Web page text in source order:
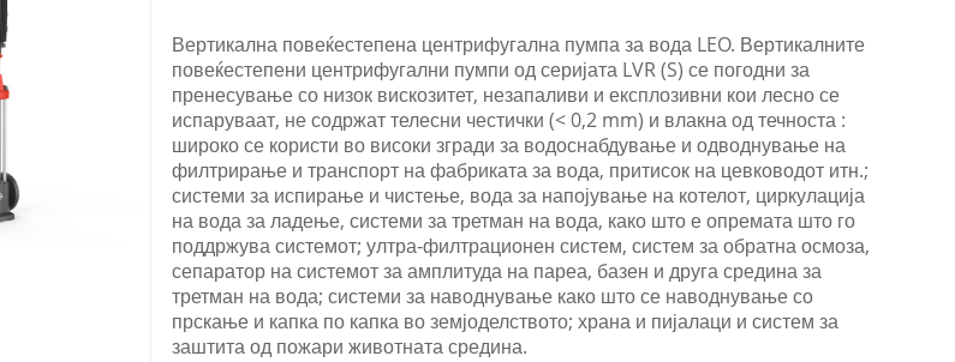
Вертикална повеќестепена центрифугална пумпа за вода LEO. Вертикалните
повеќестепени центрифугални пумпи од серијата LVR (S) се погодни за
пренесување со низок вискозитет, незапаливи и експлозивни кои лесно се
испаруваат, не содржат телесни честички (< 0,2 mm) и влакна од течноста :
широко се користи во високи згради за водоснабдување и одводнување на
филтрирање и транспорт на фабриката за вода, притисок на цевководот итн.;
системи за испирање и чистење, вода за напојување на котелот, циркулација
на вода за ладење, системи за третман на вода, како што е опремата што го
поддржува системот; ултра-филтрационен систем, систем за обратна осмоза,
сепаратор на системот за амплитуда на пареа, базен и друга средина за
третман на вода; системи за наводнување како што се наводнување со
прскање и капка по капка во земјоделството; храна и пијалаци и систем за
заштита од пожари животната средина.